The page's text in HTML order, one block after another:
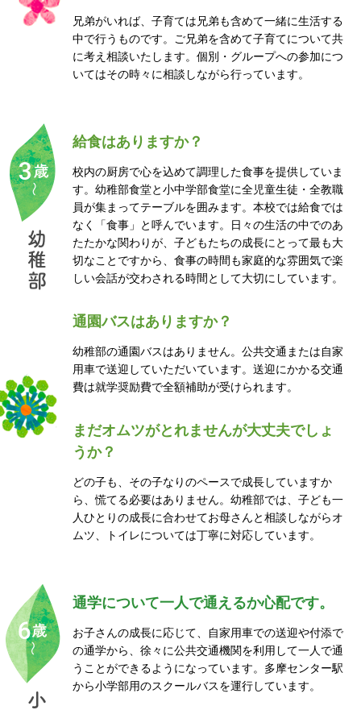
兄弟がいれば、子育ては兄弟も含めて一緒に生活する
中で行うものです。ご兄弟を含めて子育てについて共
に考え相談いたします。個別・グループへの参加につ
いてはその時々に相談しながら行っています。
幼
稚
部
給食はありますか？
校内の厨房で心を込めて調理した食事を提供していま
す。幼稚部食堂と小中学部食堂に全児童生徒・全教職
員が集まってテーブルを囲みます。本校では給食では
なく「食事」と呼んでいます。日々の生活の中でのあ
たたかな関わりが、子どもたちの成長にとって最も大
切なことですから、食事の時間も家庭的な雰囲気で楽
しい会話が交わされる時間として大切にしています。
通園バスはありますか？
幼稚部の通園バスはありません。公共交通または自家
用車で送迎していただいています。送迎にかかる交通
費は就学奨励費で全額補助が受けられます。
まだオムツがとれませんが大丈夫でしょ
うか？
どの子も、その子なりのペースで成長していますか
ら、慌てる必要はありません。幼稚部では、子ども一
人ひとりの成長に合わせてお母さんと相談しながらオ
ムツ、トイレについては丁寧に対応しています。
小
通学について一人で通えるか心配です。
お子さんの成長に応じて、自家用車での送迎や付添で
の通学から、徐々に公共交通機関を利用して一人で通
うことができるようになっています。多摩センター駅
から小学部用のスクールバスを運行しています。